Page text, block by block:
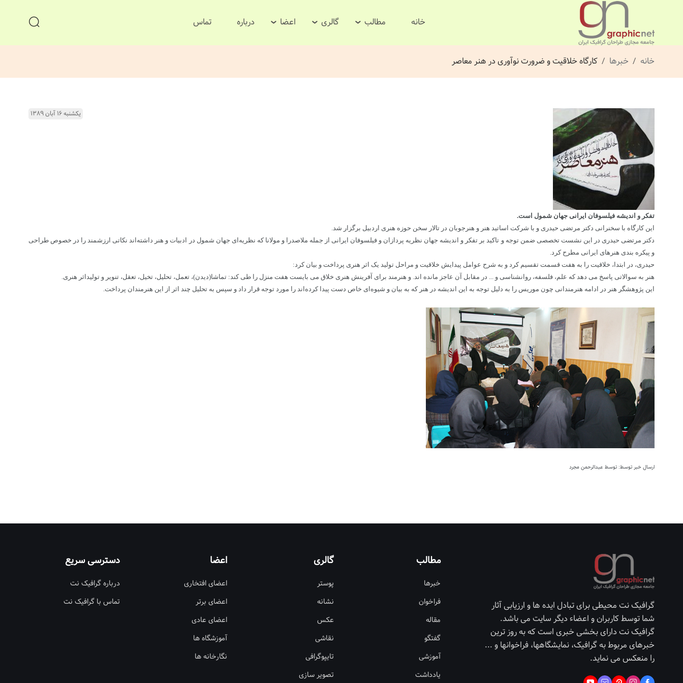
خانه مطالب گالری اعضا درباره تماس
خانه خبرها کارگاه خلاقیت و ضرورت نوآوری در هنر معاصر
یکشنبه ۱۶ آبان ۱۳۸۹
تفکر و اندیشه فیلسوفان ایرانی جهان شمول است.
این کارگاه با سخنرانی دکتر مرتضی حیدری و با شرکت اساتید هنر و هنرجوبان در تالار سخن حوزه هنری اردبیل برگزار شد.
دکتر مرتضی حیدری در این نشست تخصصی ضمن توجه و تاکید بر تفکر و اندیشه جهان نظریه پردازان و فیلسوفان ایرانی از جمله ملاصدرا و مولانا که نظریه‌ای جهان شمول در ادبیات و هنر داشته‌اند نکاتی ارزشمند را در خصوص طراحی
و پیکره بندی هنرهای ایرانی مطرح کرد.
حیدری، در ابتدا، خلاقیت را به هفت قسمت تقسیم کرد و به شرح عوامل پیدایش خلاقیت و مراحل تولید یک اثر هنری پرداخت و بیان کرد:
هنر به سوالاتی پاسخ می دهد که علم، فلسفه، روانشناسی و ... در مقابل آن عاجز مانده اند. و هنرمند برای آفرینش هنری خلاق می بایست هفت منزل را طی کند: تماشا(دیدن)، تعمل، تحلیل، تخیل، تعقل، تنویر و تولیداثر هنری.
این پژوهشگر هنر در ادامه هنرمندانی چون موریس را به دلیل توجه به این اندیشه در هنر که به بیان و شیوه‌ای خاص دست پیدا کرده‌‎اند را مورد توجه قرار داد و سپس به تحلیل چند اثر از این هنرمندان پرداخت.
ارسال خبر توسط: توسط عبدالرحمن مجرد
گرافیک نت محیطی برای تبادل ایده ها و ارزیابی آثار
شما توسط کاربران و اعضاء دیگر سایت می باشد.
گرافیک نت دارای بخشی خبری است که به روز ترین
خبرهای مربوط به گرافیک، نمایشگاهها، فراخوانها و ...
را منعکس می نماید.
مطالب
خبرها
فراخوان
مقاله
گفتگو
آموزشی
یادداشت
گالری
پوستر
نشانه
عکس
نقاشی
تایپوگرافی
تصویر سازی
اعضا
اعضای افتخاری
اعضای برتر
اعضای عادی
آموزشگاه ها
نگارخانه ها
دسترسی سریع
درباره گرافیک نت
تماس با گرافیک نت